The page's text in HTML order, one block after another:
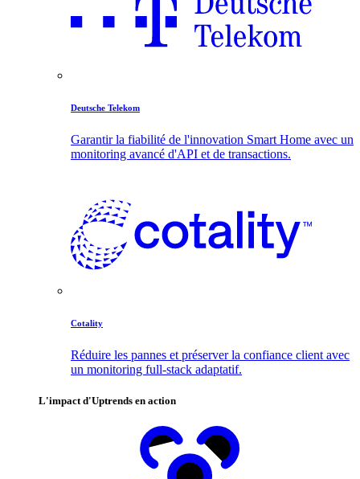
Deutsche Telekom
Garantir la fiabilité de l'innovation Smart Home avec un
monitoring avancé d'API et de transactions.
Cotality
Réduire les pannes et préserver la confiance client avec
un monitoring full-stack adaptatif.
L'impact d'Uptrends en action